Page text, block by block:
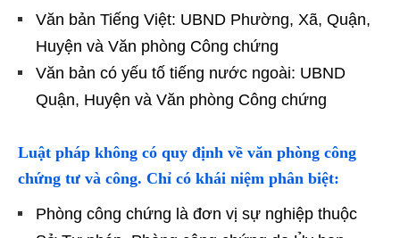
Văn bản Tiếng Việt: UBND Phường, Xã, Quận,
Huyện và Văn phòng Công chứng
Văn bản có yếu tố tiếng nước ngoài: UBND
Quận, Huyện và Văn phòng Công chứng
Luật pháp không có quy định về văn phòng công
chứng tư và công. Chỉ có khái niệm phân biệt:
Phòng công chứng là đơn vị sự nghiệp thuộc